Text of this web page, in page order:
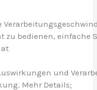
zu bedienen, einfache
und
Mehr Details;